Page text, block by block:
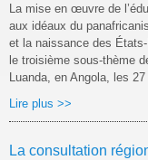
La mise en œuvre de
aux idéaux du
et la naissance des
le troisième sous-thème
Luanda, en Angola, les
Lire plus >>
La consultation